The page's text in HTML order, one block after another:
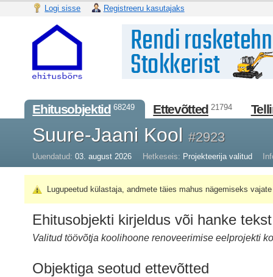
Logi sisse Registreeru kasutajaks
Ehitusobjektid 68249 Ettevõtted 21794
Suure-Jaani Kool#2923
Uuendatud: 03. august 2026 Hetkeseis: Projekteerija valitud
Lugupeetud külastaja, andmete täies mahus nägemiseks
Ehitusobjekti kirjeldus või hanke tekst
Valitud töövõtja koolihoone renoveerimise eelprojekti
Objektiga seotud ettevõtted